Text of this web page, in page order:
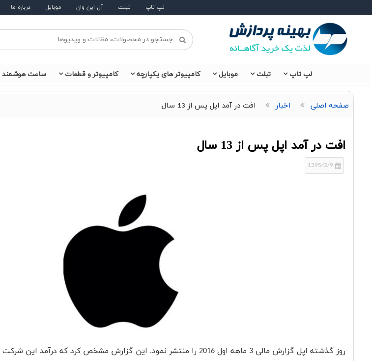
لپ تاپ تبلت آل این وان موبایل درباره ما
لپ تاپ تبلت موبایل کامپیوتر های یکپارچه کامپیوتر و قطعات ساعت هوشمند
صفحه اصلی اخبار افت در آمد اپل پس از 13 سال
افت در آمد اپل پس از 13 سال
1395/2/9